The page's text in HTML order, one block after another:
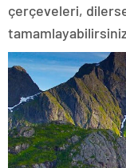
çerçeveleri,